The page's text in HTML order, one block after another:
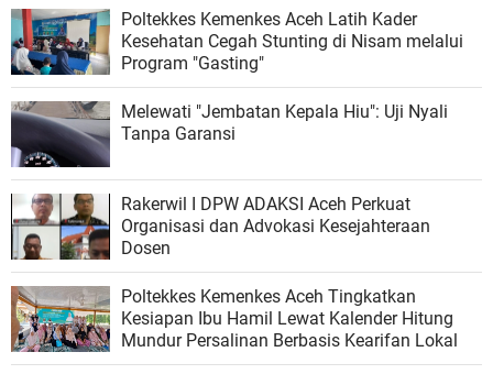
Poltekkes Kemenkes Aceh Latih Kader
Kesehatan Cegah Stunting di Nisam melalui
Program "Gasting"
Melewati "Jembatan Kepala Hiu": Uji Nyali
Tanpa Garansi
Rakerwil I DPW ADAKSI Aceh Perkuat
Organisasi dan Advokasi Kesejahteraan
Dosen
Poltekkes Kemenkes Aceh Tingkatkan
Kesiapan Ibu Hamil Lewat Kalender Hitung
Mundur Persalinan Berbasis Kearifan Lokal